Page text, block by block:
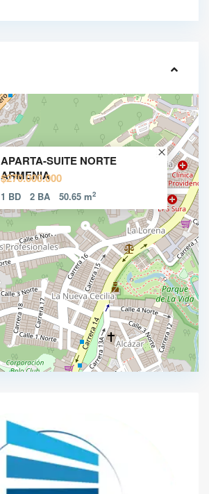
APARTA-SUITE NORTE
ARMENIA
$270.000.000
1 BD 2 BA 50.65 m2